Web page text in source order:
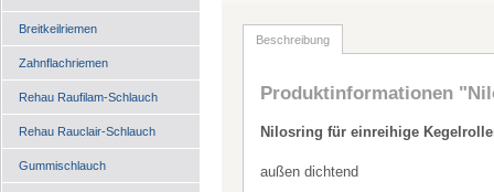
Breitkeilriemen
Zahnflachriemen
Rehau Raufilam-Schlauch
Rehau Rauclair-Schlauch
Gummischlauch
Beschreibung
Produktinformationen
Nilosring für einreihige
außen dichtend